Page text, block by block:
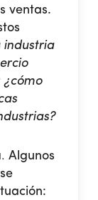
ventas.
industria
Algunos